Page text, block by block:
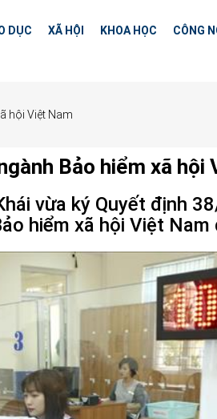
DỤC XÃ HỘI KHOA HỌC CÔNG
hội Việt Nam
Bảo hiểm xã hội
vừa ký Quyết định
hiểm xã hội Việt